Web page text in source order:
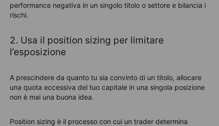
performance negativa in un singolo titolo o settore e bilancia i
rischi.
2. Usa il position sizing per limitare
l’esposizione
A prescindere da quanto tu sia convinto di un titolo, allocare
una quota eccessiva del tuo capitale in una singola posizione
non è mai una buona idea.
Position sizing è il processo con cui un trader determina